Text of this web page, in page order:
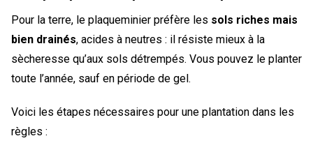
Pour la terre, le plaqueminier préfère les sols riches mais
bien drainés, acides à neutres : il résiste mieux à la
sècheresse qu’aux sols détrempés. Vous pouvez le planter
toute l’année, sauf en période de gel.
Voici les étapes nécessaires pour une plantation dans les
règles :